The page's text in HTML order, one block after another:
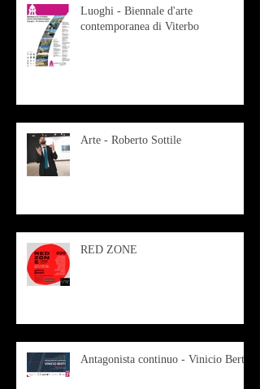
Luoghi - Biennale d'arte
contemporanea di Viterbo
Arte - Roberto Sottile
RED ZONE
Antagonista continuo - Vinicio Berti